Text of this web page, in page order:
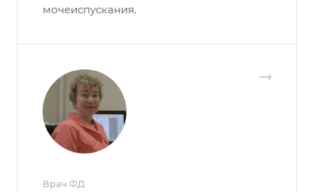
мочеиспускания.
Врач ФД